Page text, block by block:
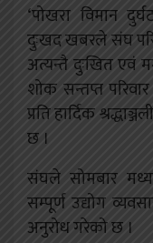
‘पोखरा विमान
दुःखद खबरले संघ
अत्यन्तै दुःखित एवं
शोक सन्तप्त
प्रति हार्दिक
छ ।
संघले सोमबार
सम्पूर्ण उद्योग
अनुरोध गरेको छ ।